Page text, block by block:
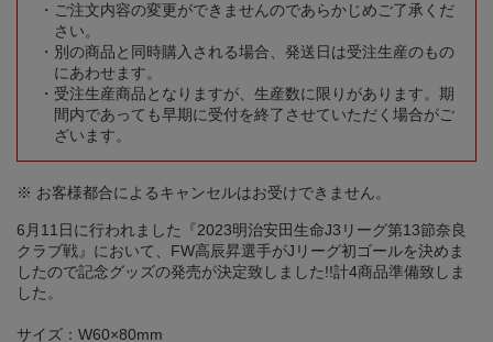
ご注文内容の変更ができませんのであらかじめご了承くだ
さい。
別の商品と同時購入される場合、発送日は受注生産のもの
にあわせます。
受注生産商品となりますが、生産数に限りがあります。期
間内であっても早期に受付を終了させていただく場合がご
ざいます。
※ お客様都合によるキャンセルはお受けできません。
6月11日に行われました『2023明治安田生命J3リーグ第13節奈良
クラブ戦』において、FW高辰昇選手がJリーグ初ゴールを決めま
したので記念グッズの発売が決定致しました!!計4商品準備致しま
した。
サイズ：W60×80mm